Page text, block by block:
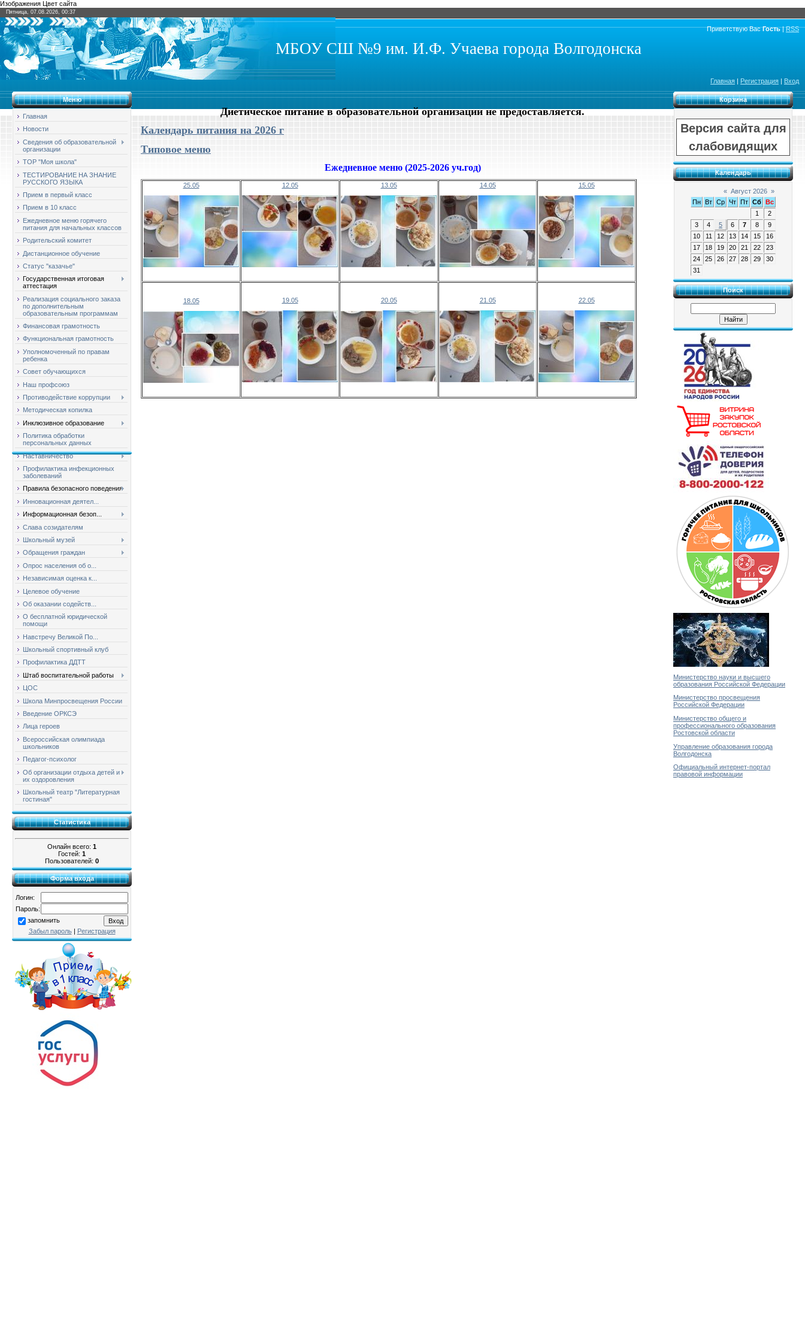
Изображения Цвет сайта
Пятница, 07.08.2026, 00:37
Приветствую Вас Гость|RSS
МБОУ СШ №9 им. И.Ф. Учаева города Волгодонска
Главная | Регистрация | Вход
Меню
Главная
Новости
Сведения об образовательной
организации
ТОР "Моя школа"
ТЕСТИРОВАНИЕ НА ЗНАНИЕ
РУССКОГО ЯЗЫКА
Прием в первый класс
Прием в 10 класс
Ежедневное меню горячего
питания для начальных классов
Родительский комитет
Дистанционное обучение
Статус "казачье"
Государственная итоговая
аттестация
Реализация социального заказа
по дополнительным
образовательным программам
Финансовая грамотность
Функциональная грамотность
Уполномоченный по правам
ребенка
Совет обучающихся
Наш профсоюз
Противодействие коррупции
Методическая копилка
Инклюзивное образование
Политика обработки
персональных данных
Наставничество
Профилактика инфекционных
заболеваний
Правила безопасного поведения
Инновационная деятел...
Информационная безоп...
Слава созидателям
Школьный музей
Обращения граждан
Опрос населения об о...
Независимая оценка к...
Целевое обучение
Об оказании содейств...
О бесплатной юридической
помощи
Навстречу Великой По...
Школьный спортивный клуб
Профилактика ДДТТ
Штаб воспитательной работы
ЦОС
Школа Минпросвещения России
Введение ОРКСЭ
Лица героев
Всероссийская олимпиада
школьников
Педагог-психолог
Об организации отдыха детей и
их оздоровления
Школьный театр "Литературная
гостиная"
Статистика
Онлайн всего: 1
Гостей: 1
Пользователей: 0
Форма входа
Логин:
Пароль:
запомнить
Забыл пароль| Регистрация
Диетическое питание в образовательной организации не предоставляется.
Календарь питания на 2026 г
Типовое меню
Ежедневное меню (2025-2026 уч.год)
25.05 12.05 13.05 14.05 15.05
18.05 19.05 20.05 21.05 22.05
Корзина
Версия сайта для
слабовидящих
Календарь
« Август 2026 »
Пн Вт Ср Чт Пт Сб Вс
1
2
3
4 5 6 7 8
9
10
11 12 13 14 15
16
17
18 19 20 21 22
23
24
25 26 27 28 29
30
31
Поиск
Министерство науки и высшего
образования Российской Федерации
Министерство просвещения
Российской Федерации
Министерство общего и
профессионального образования
Ростовской области
Управление образования города
Волгодонска
Официальный интернет-портал
правовой информации